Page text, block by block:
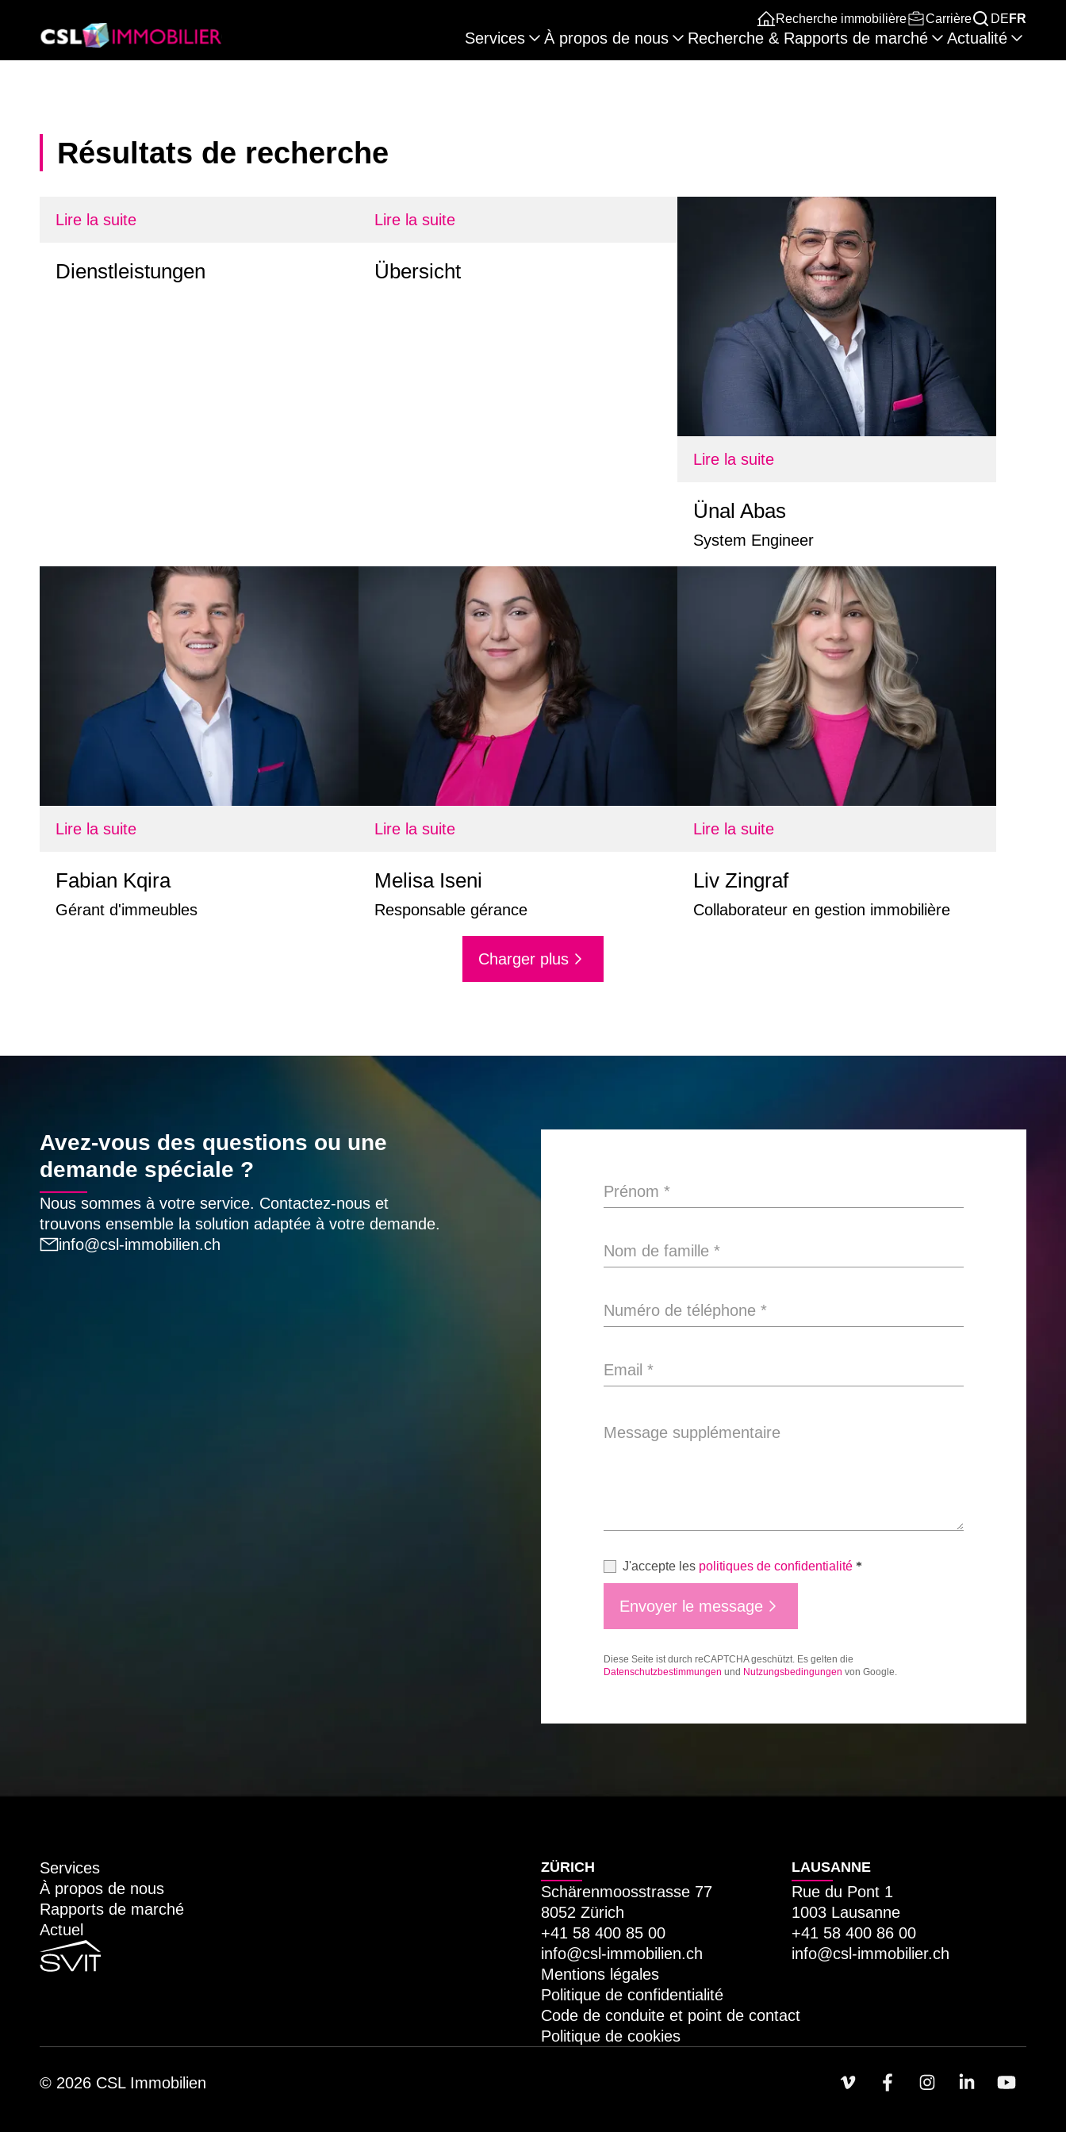
Recherche immobilière Carrière DE FR
Services À propos de nous Recherche & Rapports de marché Actualité
Résultats de recherche
Lire la suite
Dienstleistungen
Lire la suite
Übersicht
Lire la suite
Ünal Abas
System Engineer
Lire la suite
Fabian Kqira
Gérant d'immeubles
Lire la suite
Melisa Iseni
Responsable gérance
Lire la suite
Liv Zingraf
Collaborateur en gestion immobilière
Charger plus
Avez-vous des questions ou une
demande spéciale ?
Nous sommes à votre service. Contactez-nous et
trouvons ensemble la solution adaptée à votre demande.
info@csl-immobilien.ch
Prénom *
Nom de famille *
Numéro de téléphone *
Email *
Message supplémentaire
J'accepte les politiques de confidentialité*
Envoyer le message
Diese Seite ist durch reCAPTCHA geschützt. Es gelten die
Datenschutzbestimmungen und Nutzungsbedingungen von Google.
Services
À propos de nous
Rapports de marché
Actuel
ZÜRICH
Schärenmoosstrasse 77
8052 Zürich
+41 58 400 85 00
info@csl-immobilien.ch
LAUSANNE
Rue du Pont 1
1003 Lausanne
+41 58 400 86 00
info@csl-immobilier.ch
Mentions légales
Politique de confidentialité
Code de conduite et point de contact
Politique de cookies
© 2026 CSL Immobilien